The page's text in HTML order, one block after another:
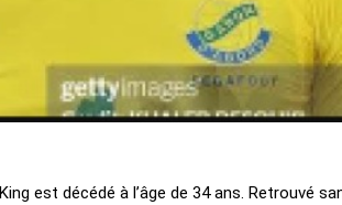
est décédé à l’âge de 34 ans. Retrouvé